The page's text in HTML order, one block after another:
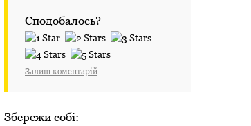
Сподобалось?
Залиш коментарій
Збережи собі: